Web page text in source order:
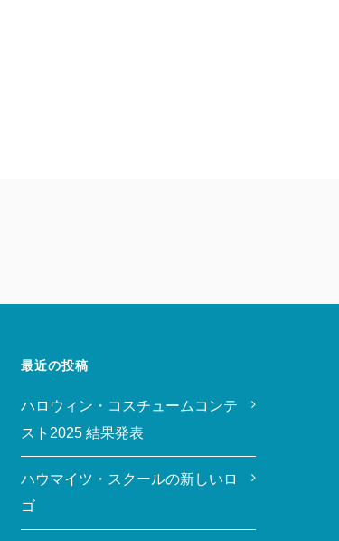
最近の投稿
ハロウィン・コスチュームコンテ
スト2025 結果発表
ハウマイツ・スクールの新しいロ
ゴ